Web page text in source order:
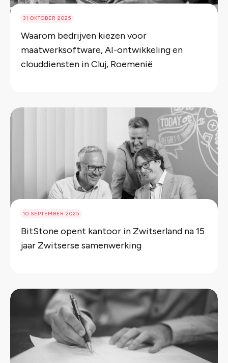
31 OKTOBER 2025
Waarom bedrijven kiezen voor
maatwerksoftware, AI-ontwikkeling en
clouddiensten in Cluj, Roemenië
10 SEPTEMBER 2025
BitStone opent kantoor in Zwitserland na 15
jaar Zwitserse samenwerking